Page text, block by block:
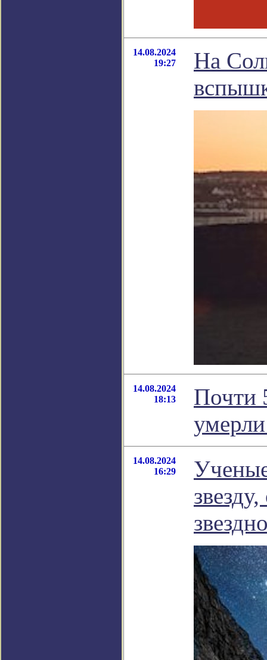
14.08.2024
19:27
На
14.08.2024
18:13
Почти
14.08.2024
16:29